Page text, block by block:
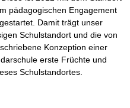
pädagogischen Engagement
Damit trägt unser
Schulstandort und die von
Konzeption einer
erste Früchte und
Schulstandortes.